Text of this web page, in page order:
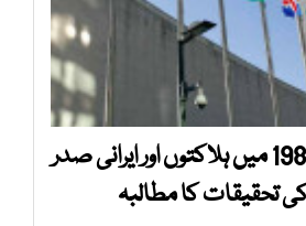
اقوام متحدہ کا 1988 میں ہلاکتوں اور ایرانی صدر
تحقیقات کا مطالبہ